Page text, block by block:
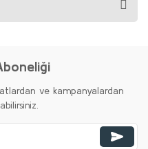
ve kampanyalardan